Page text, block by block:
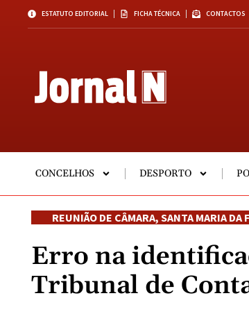
ESTATUTO EDITORIAL FICHA TÉCNICA CONTACTOS
CONCELHOS DESPORTO
REUNIÃO DE CÂMARA, SANTA MARIA DA
Erro na
Tribunal de